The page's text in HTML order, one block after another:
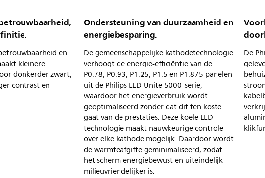
en
kleinere
donkerder zwart,
contrast en
Ondersteuning van duurzaamheid en
energiebesparing.
De gemeenschappelijke kathodetechnologie
verhoogt de energie-efficiëntie van de
P0.78, P0.93, P1.25, P1.5 en P1.875 panelen
uit de Philips LED Unite 5000-serie,
waardoor het energieverbruik wordt
geoptimaliseerd zonder dat dit ten koste
gaat van de prestaties. Deze koele LED-
technologie maakt nauwkeurige controle
over elke kathode mogelijk. Daardoor wordt
de warmteafgifte geminimaliseerd, zodat
het scherm energiebewust en uiteindelijk
milieuvriendelijker is.
De